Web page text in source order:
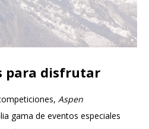
para disfrutar
Aspen
gama de eventos especiales